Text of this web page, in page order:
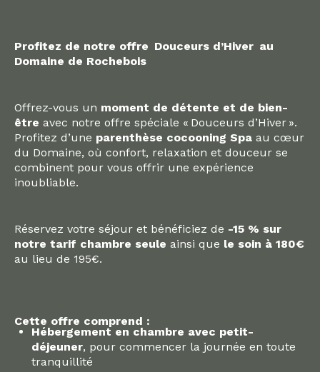
Profitez de notre offre Douceurs d’Hiver au
Domaine de Rochebois
Offrez-vous un moment de détente et de bien-
être avec notre offre spéciale « Douceurs d’Hiver ».
Profitez d’une parenthèse cocooning Spa au cœur
du Domaine, où confort, relaxation et douceur se
combinent pour vous offrir une expérience
inoubliable.
Réservez votre séjour et bénéficiez de -15 % sur
notre tarif chambre seule ainsi que le soin à 180€
au lieu de 195€.
Cette offre comprend :
Hébergement en chambre avec petit-
déjeuner, pour commencer la journée en toute
tranquillité